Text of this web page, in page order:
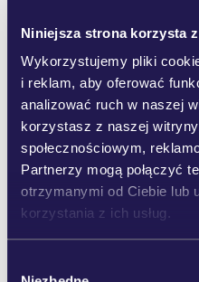
Niniejsza strona korzysta
Wykorzystujemy pliki
i reklam, aby oferować
analizować ruch w naszej
korzystasz z naszej
społecznościowym,
Partnerzy mogą połączyć
otrzymanymi od Ciebie lub
korzystania z ich usług.
November 19, 2025
Trzy starcia, trzy
jedna bitwa przed
Europie podnosimy raban,